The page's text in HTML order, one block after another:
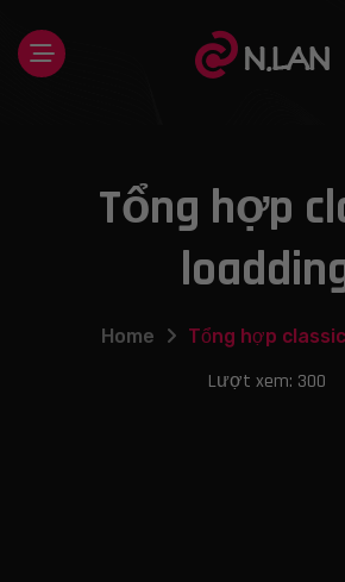
content
Tổng hợp
Home Tổng hợp
Lượt xem: 300